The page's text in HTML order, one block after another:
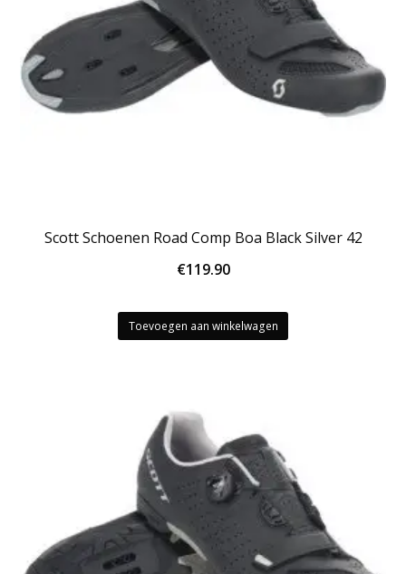
Scott Schoenen Road Comp Boa Black Silver 42
€119.90
Toevoegen aan winkelwagen